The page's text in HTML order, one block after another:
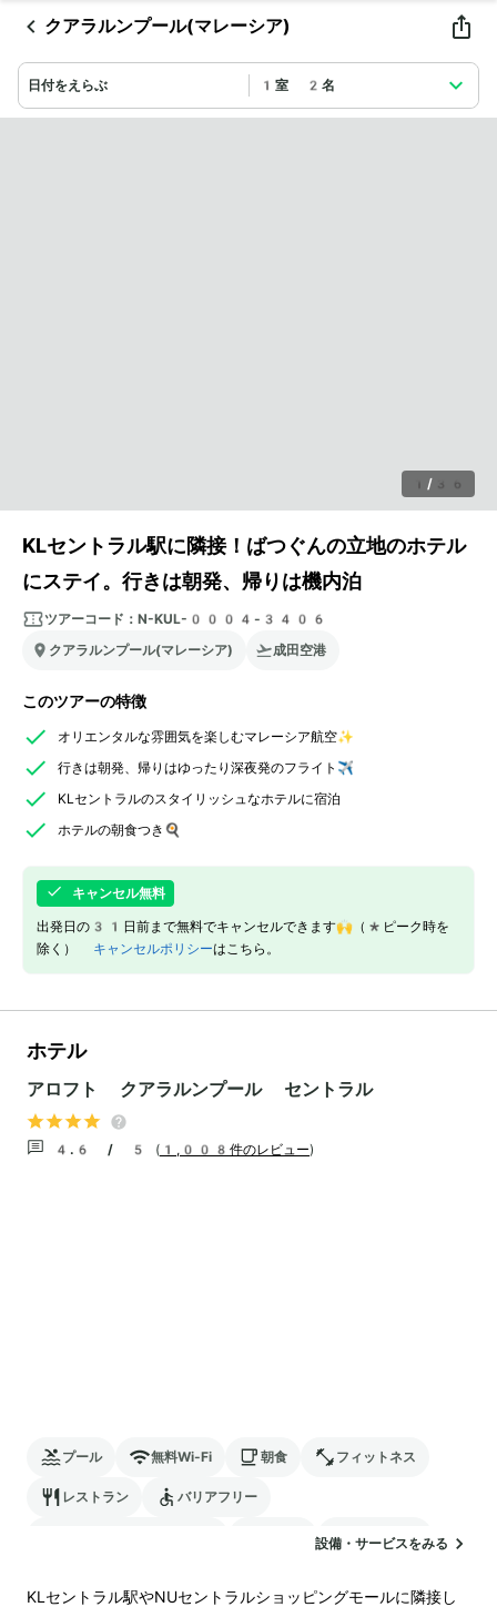
クアラルンプール(マレーシア)
日付をえらぶ 1室 2名
1 / 36
KLセントラル駅に隣接！ばつぐんの立地のホテル
にステイ。行きは朝発、帰りは機内泊
ツアーコード： N-KUL-0004-3406
クアラルンプール(マレーシア)
成田空港
このツアーの特徴
オリエンタルな雰囲気を楽しむマレーシア航空✨
行きは朝発、帰りはゆったり深夜発のフライト✈️
KLセントラルのスタイリッシュなホテルに宿泊
ホテルの朝食つき🍳
キャンセル無料
出発日の31日前まで無料でキャンセルできます🙌（*ピーク時を
除く） キャンセルポリシーはこちら。
ホテル
アロフト クアラルンプール セントラル
4.6 / 5 ( 1,008件のレビュー)
プール 無料Wi-Fi 朝食 フィットネス
レストラン バリアフリー
ランドリー
設備・サービスをみる
KLセントラル駅やNUセントラルショッピングモールに隣接し